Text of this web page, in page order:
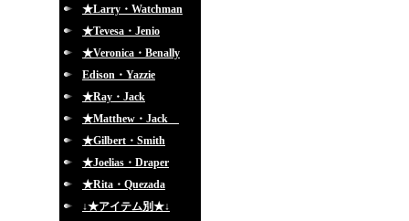
★Larry・Watchman
★Tevesa・Jenio
★Veronica・Benally
Edison・Yazzie
★Ray・Jack
★Matthew・Jack
★Gilbert・Smith
★Joelias・Draper
★Rita・Quezada
↓★アイテム別★↓